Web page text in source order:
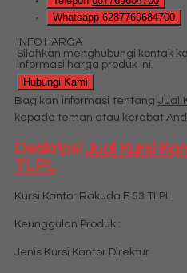
Whatsapp 6287769684700
INFO HARGA
Silahkan menghubungi kontak
informasi harga produk ini.
Hubungi Kami
Bagikan informasi tentang Jual
kepada teman atau kerabat
DeskripsiJual Kursi
TLPL
Kursi Kantor Rakuda E 53 TLPL
Keunggulan Produk :
Jenis Kursi Kantor Direktur